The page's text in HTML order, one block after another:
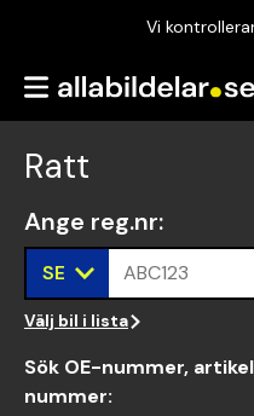
Vi
Ratt
Ange reg.nr:
SE ABC123
Välj bil i lista
Sök OE-nummer,
nummer: